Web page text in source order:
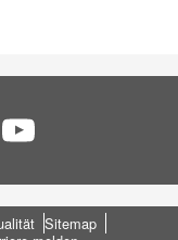
Sitemap